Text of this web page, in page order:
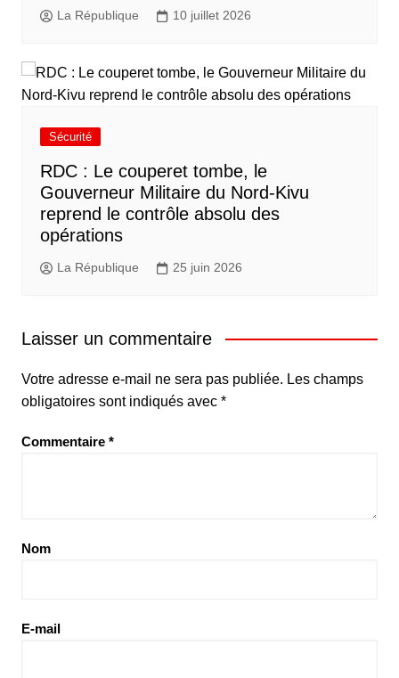
La République 10 juillet 2026
Sécurité
RDC : Le couperet tombe, le
Gouverneur Militaire du Nord-Kivu
reprend le contrôle absolu des
opérations
La République 25 juin 2026
Laisser un commentaire
Votre adresse e-mail ne sera pas publiée. Les champs
obligatoires sont indiqués avec *
Commentaire *
Nom
E-mail